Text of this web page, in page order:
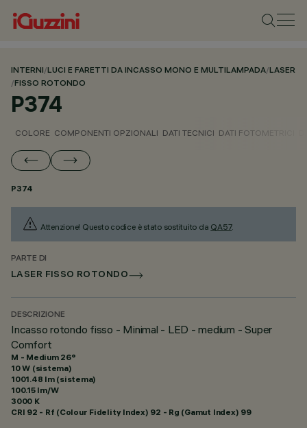
INTERNI/LUCI E FARETTI DA INCASSO MONO E MULTILAMPADA/LASER
/FISSO ROTONDO
P374
COLORE COMPONENTI OPZIONALI DATI TECNICI DATI FOTOMETRICI
P374
Attenzione! Questo codice è stato sostituito da QA57.
PARTE DI
LASER FISSO ROTONDO
DESCRIZIONE
Incasso rotondo fisso - Minimal - LED - medium - Super
Comfort
M - Medium 26°
10 W (sistema)
1001.48 lm (sistema)
100.15 lm/W
3000 K
CRI 92 - Rf (Colour Fidelity Index) 92 - Rg (Gamut Index) 99